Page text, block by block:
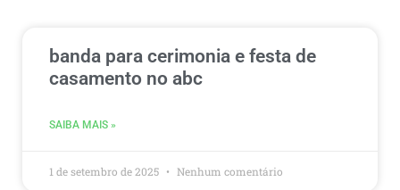
banda para cerimonia e festa de
casamento no abc
SAIBA MAIS »
1 de setembro de 2025 Nenhum comentário